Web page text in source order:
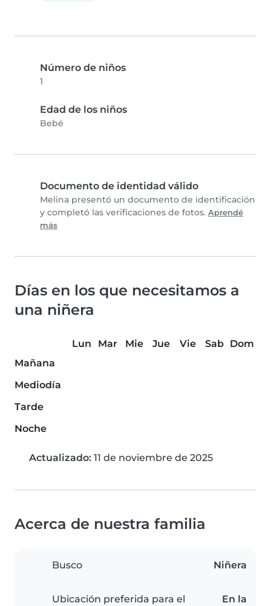
Número de niños
1
Edad de los niños
Bebé
Documento de identidad válido
Melina presentó un documento de identificación
y completó las verificaciones de fotos. Aprendé
más
Días en los que necesitamos a
una niñera
Lun Mar Mie Jue Vie Sab
Dom
Mañana
Mediodía
Tarde
Noche
Actualizado: 11 de noviembre de 2025
Acerca de nuestra familia
Busco Niñera
Ubicación preferida para el
En la